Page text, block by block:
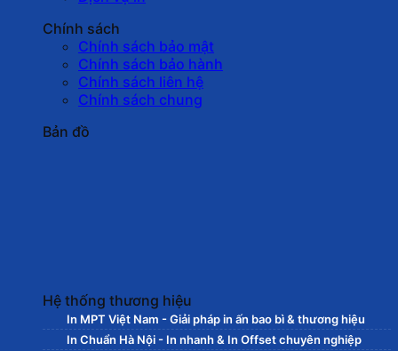
Chính sách
Chính sách bảo mật
Chính sách bảo hành
Chính sách liên hệ
Chính sách chung
Bản đồ
Hệ thống thương hiệu
In MPT Việt Nam - Giải pháp in ấn bao bì & thương hiệu
In Chuẩn Hà Nội - In nhanh & In Offset chuyên nghiệp